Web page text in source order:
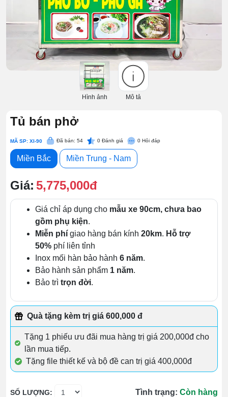
Hình ảnh Mô tả
Tủ bán phở
MÃ SP: XI-90 Đã bán: 54 0 Đánh giá 0 Hỏi đáp
Miền Bắc Miền Trung - Nam
Giá: 5,775,000đ
Giá chỉ áp dụng cho mẫu xe 90cm, chưa bao
gồm phụ kiện.
Miễn phí giao hàng bán kính 20km. Hỗ trợ
50% phí liên tỉnh
Inox mối hàn bảo hành 6 năm.
Bảo hành sản phẩm 1 năm.
Bảo trì trọn đời.
Quà tặng kèm trị giá 600,000 đ
Tặng 1 phiếu ưu đãi mua hàng trị giá 200,000đ cho
lần mua tiếp.
Tặng file thiết kế và bộ đề can trị giá 400,000đ
SỐ LƯỢNG: Tình trạng: Còn hàng